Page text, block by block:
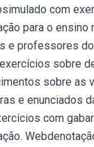
com
para o ensino
e professores
sobre
sobre as
e enunciados
com